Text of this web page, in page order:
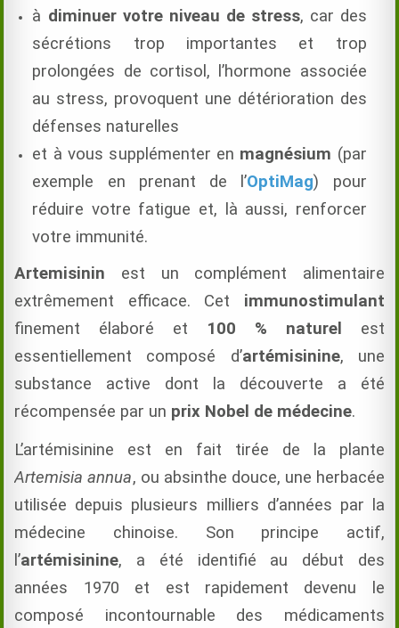
à diminuer votre niveau de stress, car des
sécrétions trop importantes et trop
prolongées de cortisol, l’hormone associée
au stress, provoquent une détérioration des
défenses naturelles
et à vous supplémenter en magnésium (par
exemple en prenant de l’OptiMag) pour
réduire votre fatigue et, là aussi, renforcer
votre immunité.
Artemisinin est un complément alimentaire
extrêmement efficace. Cet immunostimulant
finement élaboré et 100 % naturel est
essentiellement composé d’artémisinine, une
substance active dont la découverte a été
récompensée par un prix Nobel de médecine.
L’artémisinine est en fait tirée de la plante
Artemisia annua, ou absinthe douce, une herbacée
utilisée depuis plusieurs milliers d’années par la
médecine chinoise. Son principe actif,
l’artémisinine, a été identifié au début des
années 1970 et est rapidement devenu le
composé incontournable des médicaments